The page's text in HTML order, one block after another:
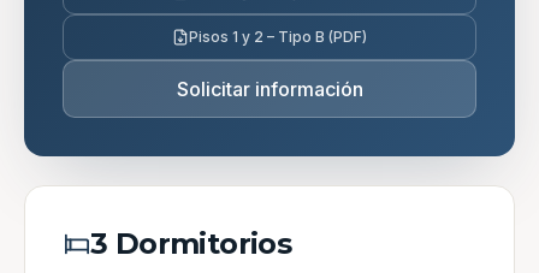
Pisos 1 y 2 – Tipo B (PDF)
Solicitar información
3 Dormitorios